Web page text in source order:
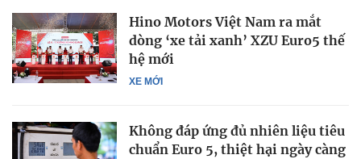
XE MỚI
Hino Motors Việt Nam ra mắt
dòng ‘xe tải xanh’ XZU Euro5 thế
hệ mới
Không đáp ứng đủ nhiên liệu tiêu
chuẩn Euro 5, thiệt hại ngày càng